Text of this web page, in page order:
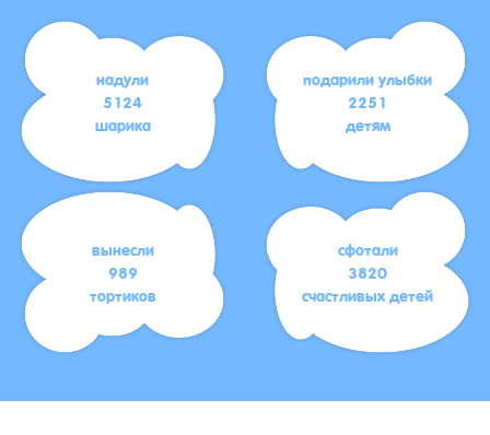
надули
5124
шарика
подарили улыбки
2251
детям
вынесли
989
тортиков
сфотали
3820
счастливых детей